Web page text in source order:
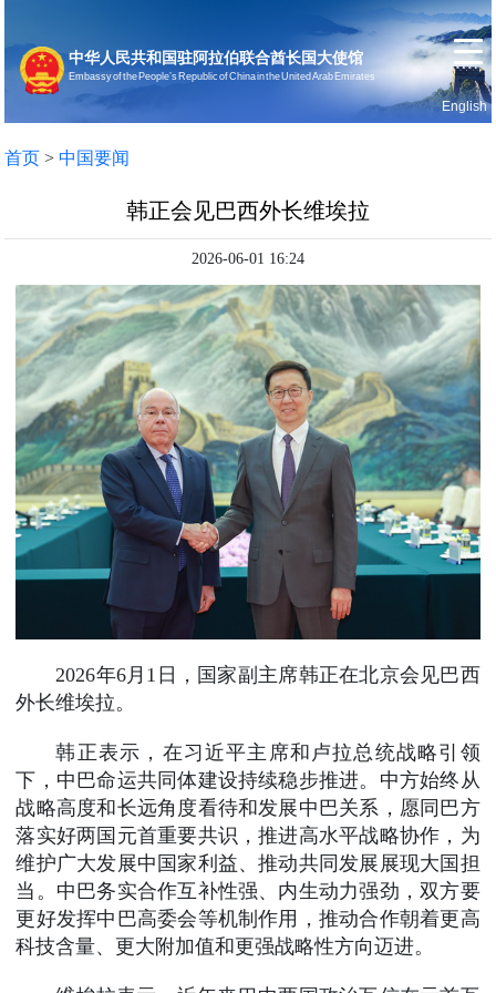
中华人民共和国驻阿拉伯联合酋长国大使馆
Embassy of the People’s Republic of China in the United Arab Emirates
English
首页 >中国要闻
韩正会见巴西外长维埃拉
2026-06-01 16:24
2026年6月1日，国家副主席韩正在北京会见巴西
外长维埃拉。
韩正表示，在习近平主席和卢拉总统战略引领
下，中巴命运共同体建设持续稳步推进。中方始终从
战略高度和长远角度看待和发展中巴关系，愿同巴方
落实好两国元首重要共识，推进高水平战略协作，为
维护广大发展中国家利益、推动共同发展展现大国担
当。中巴务实合作互补性强、内生动力强劲，双方要
更好发挥中巴高委会等机制作用，推动合作朝着更高
科技含量、更大附加值和更强战略性方向迈进。